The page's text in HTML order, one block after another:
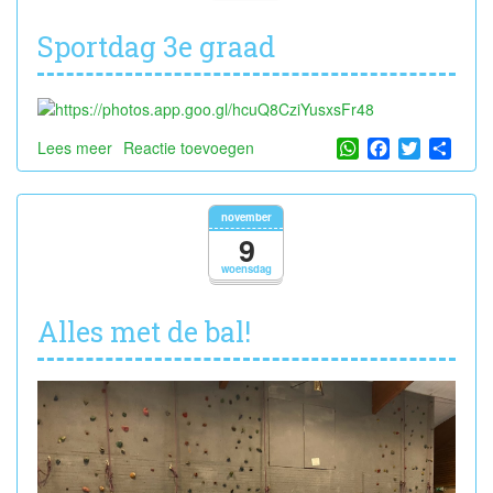
Sportdag 3e graad
Lees meer over
Sportdag
3e
Reactie toevoegen WhatsApp
Facebook
Twitter
woensdag
november
9
Alles met de bal!